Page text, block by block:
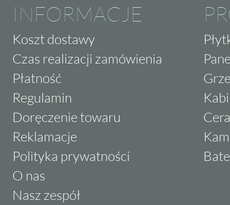
INFORMACJE
Koszt dostawy
Czas realizacji zamówienia
Płatność
Regulamin
Doręczenie towaru
Reklamacje
Polityka prywatności
O nas
Nasz zespół